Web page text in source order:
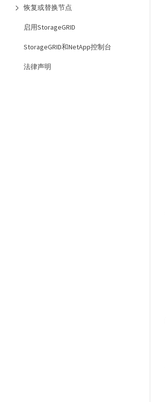
恢复或替换节点
启用StorageGRID
StorageGRID和NetApp控制台
法律声明